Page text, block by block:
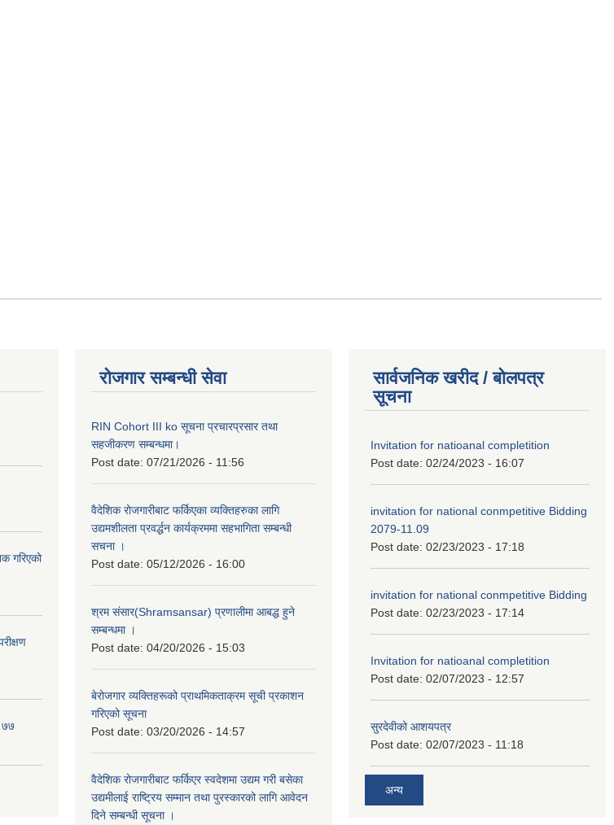
गरिएको
रोजगार सम्बन्धी सेवा
RIN Cohort III ko सूचना प्रचारप्रसार तथा
सहजीकरण सम्बन्धमा।
Post date: 07/21/2026 - 11:56
वैदेशिक रोजगारीबाट फर्किएका व्यक्तिहरुका लागि
उद्यमशीलता प्रवर्द्धन कार्यक्रममा सहभागिता सम्बन्धी
सचना ।
Post date: 05/12/2026 - 16:00
श्रम संसार(Shramsansar) प्रणालीमा आबद्ध हुने
सम्बन्धमा ।
Post date: 04/20/2026 - 15:03
बेरोजगार व्यक्तिहरूको प्राथमिकताक्रम सूची प्रकाशन
गरिएको सूचना
Post date: 03/20/2026 - 14:57
वैदेशिक रोजगारीबाट फर्किएर स्वदेशमा उद्यम गरी बसेका
उद्यमीलाई राष्ट्रिय सम्मान तथा पुरस्कारको लागि आवेदन
दिने सम्बन्धी सूचना ।
सार्वजनिक खरीद / बोलपत्र
सूचना
Invitation for natioanal completition
Post date: 02/24/2023 - 16:07
invitation for national conmpetitive Bidding
2079-11.09
Post date: 02/23/2023 - 17:18
invitation for national conmpetitive Bidding
Post date: 02/23/2023 - 17:14
Invitation for natioanal completition
Post date: 02/07/2023 - 12:57
सुरदेवीको आशयपत्र
Post date: 02/07/2023 - 11:18
अन्य